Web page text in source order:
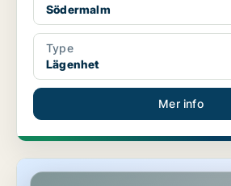
Södermalm
Type
Lägenhet
Mer info
Lägenhet på Södermalm